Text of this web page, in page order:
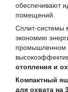
обеспечивают
помещений.
Сплит-системы
экономию
промышленном
отопления и
Компактный
для охвата на